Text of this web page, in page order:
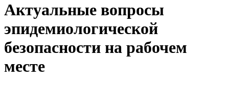
Актуальные вопросы
эпидемиологической
безопасности на рабочем
месте